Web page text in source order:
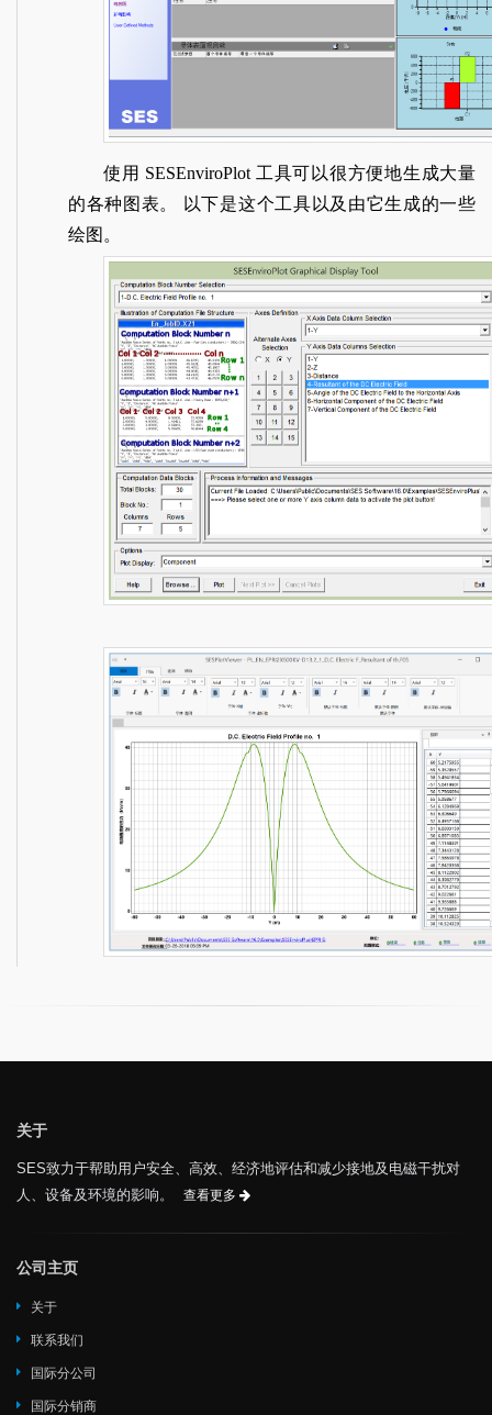
使用 SESEnviroPlot 工具可以很方便地生成大量
的各种图表。 以下是这个工具以及由它生成的一些
绘图。
关于
SES致力于帮助用户安全、高效、经济地评估和减少接地及电磁干扰对
人、设备及环境的影响。
查看更多
公司主页
关于
联系我们
国际分公司
国际分销商